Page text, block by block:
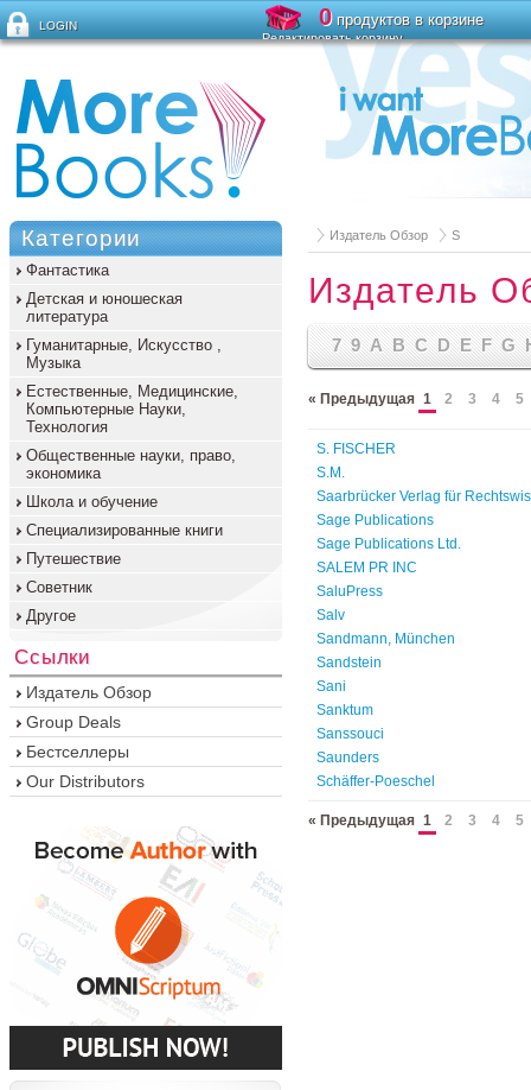
Издатель Обзор S
Издатель
7 9 A B C D E F G
« Предыдущая 1 2 3 4 5
S. FISCHER
S.M.
Saarbrücker Verlag für
Sage Publications
Sage Publications Ltd.
SALEM PR INC
SaluPress
Salv
Sandmann, München
Sandstein
Sani
Sanktum
Sanssouci
Saunders
Schäffer-Poeschel
« Предыдущая 1 2 3 4 5
Категории
Фантастика
Детская и юношеская
литература
Гуманитарные, Искусство ,
Музыка
Естественные, Медицинские,
Компьютерные Науки,
Технология
Общественные науки, право,
экономика
Школа и обучение
Специализированные книги
Путешествие
Советник
Другое
Ссылки
Издатель Обзор
Group Deals
Бестселлеры
Our Distributors
LOGIN
Забыли пароль?
0продуктов в корзине
Редактировать корзину